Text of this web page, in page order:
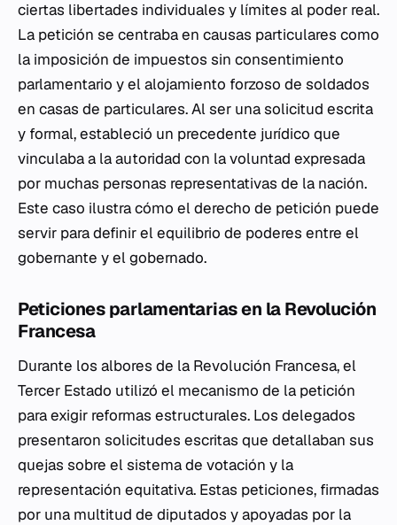
ciertas libertades individuales y límites al poder real.
La petición se centraba en causas particulares como
la imposición de impuestos sin consentimiento
parlamentario y el alojamiento forzoso de soldados
en casas de particulares. Al ser una solicitud escrita
y formal, estableció un precedente jurídico que
vinculaba a la autoridad con la voluntad expresada
por muchas personas representativas de la nación.
Este caso ilustra cómo el derecho de petición puede
servir para definir el equilibrio de poderes entre el
gobernante y el gobernado.
Peticiones parlamentarias en la Revolución
Francesa
Durante los albores de la Revolución Francesa, el
Tercer Estado utilizó el mecanismo de la petición
para exigir reformas estructurales. Los delegados
presentaron solicitudes escritas que detallaban sus
quejas sobre el sistema de votación y la
representación equitativa. Estas peticiones, firmadas
por una multitud de diputados y apoyadas por la